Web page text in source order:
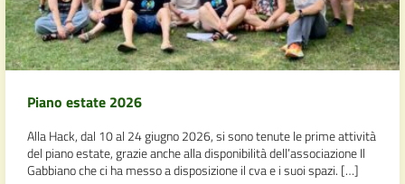
Piano estate 2026
Alla Hack, dal 10 al 24 giugno 2026, si sono tenute le prime attività
del piano estate, grazie anche alla disponibilità dell’associazione Il
Gabbiano che ci ha messo a disposizione il cva e i suoi spazi. […]